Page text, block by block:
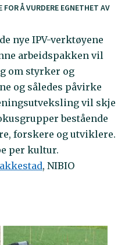
Å VURDERE EGNETHET AV
nye IPV-verktøyene
arbeidspakken vil
om styrker og
og således påvirke
vil skje
bestående
forskere og utviklere.
per kultur.
, NIBIO